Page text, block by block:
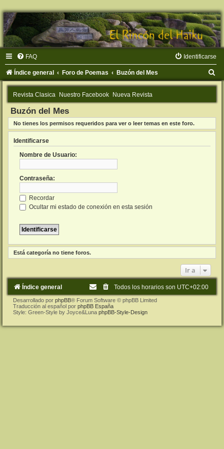
FAQ Identificarse
Índice general Foro de Poemas Buzón del Mes
u
Revista Clasica Nuestro Facebook Nueva Revista
Buzón del Mes
No tienes los permisos requeridos para ver o leer temas en este foro.
Identificarse
Nombre de Usuario:
Contraseña:
Recordar
Ocultar mi estado de conexión en esta sesión
Está categoría no tiene foros.
Ir a
Índice general Todos los horarios son UTC+02:00
Desarrollado por phpBB® Forum Software © phpBB Limited
Traducción al español por phpBB España
Style: Green-Style by Joyce&Luna phpBB-Style-Design